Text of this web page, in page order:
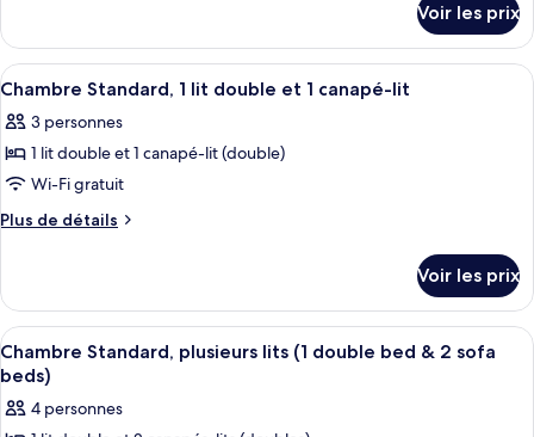
chambre :
Chambre
Standard,
2
lits
une
place
le
type
de
Chambre
Standard,
lits
une
place
Voir les prix
Afficher
toutes
les
photos
pour
ce
chambre :
Chambre
Standard,
1
lit
Une chambre d’hôtel avec deux lits
18
Chambre Standard, 1 lit double et 1 canapé-lit
3 personnes
1 lit double et 1 canapé-lit (double)
Wi-Fi gratuit
Plus de détails
Plus
le
type
de
chambre
Chambre
Standard,
Voir les prix
Afficher
toutes
les
photos
Une chambre d’hôtel avec un lit,
16
Chambre Standard, plusieurs lits (1 double bed & 2 sofa
beds)
4 personnes